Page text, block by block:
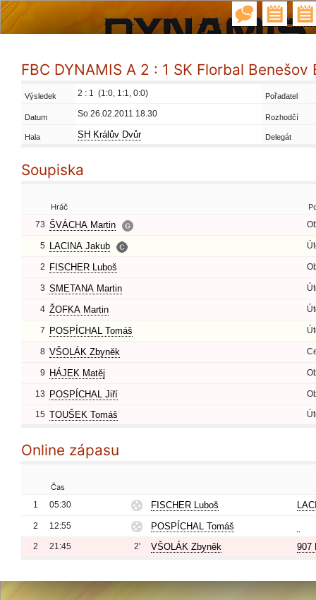
FBC DYNAMIS A 2 : 1 SK Florbal Benešov
Výsledek 2 : 1 (1:0, 1:1, 0:0) Pořadatel
Datum So 26.02.2011 18.30 Rozhodčí
Hala SH Králův Dvůr Delegát
Soupiska
Hráč
73 ŠVÁCHA Martin
5 LACINA Jakub
2 FISCHER Luboš
3 SMETANA Martin
4 ŽOFKA Martin
7 POSPÍCHAL Tomáš
8 VŠOLÁK Zbyněk
9 HÁJEK Matěj
13 POSPÍCHAL Jiří
15 TOUŠEK Tomáš
Online zápasu
Čas
1
05:30 FISCHER Luboš
2 12:55 POSPÍCHAL Tomáš
2 21:45 2' VŠOLÁK Zbyněk 907